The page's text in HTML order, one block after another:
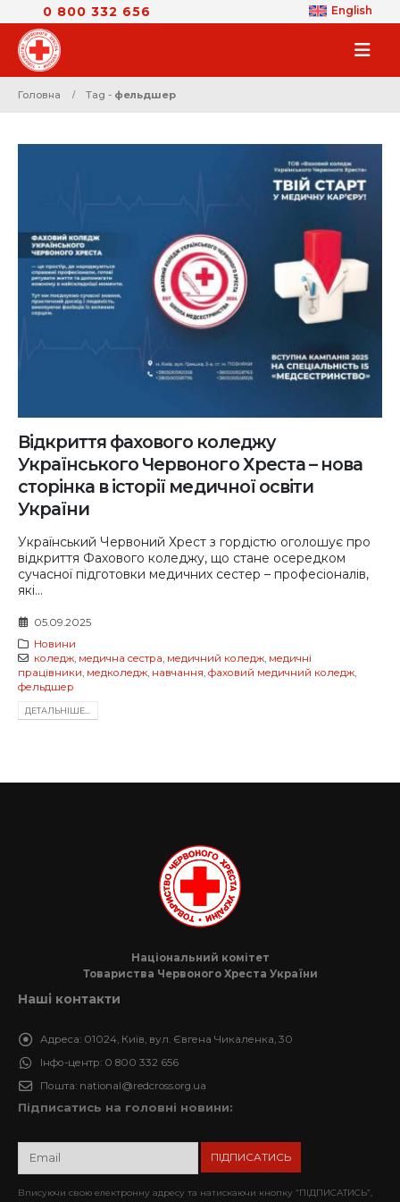
0 800 332 656 English
Головна Tag - фельдшер
Відкриття фахового коледжу
Українського Червоного Хреста – нова
сторінка в історії медичної освіти
України
Український Червоний Хрест з гордістю оголошує про
відкриття Фахового коледжу, що стане осередком
сучасної підготовки медичних сестер – професіоналів,
які...
05.09.2025
Новини
коледж, медична сестра медичний коледж, медичні
працівники медколедж навчання фаховий медичний коледж
фельдшер
ДЕТАЛЬНIШЕ...
Національний комітет
Товариства Червоного Хреста України
Наші контакти
Адреса: 01024, Київ, вул. Євгена Чикаленка, 30
Інфо-центр: 0 800 332 656
Пошта: national@redcross.org.ua
Підписатись на головні новини:
Вписуючи свою електронну адресу та натискаючи кнопку “ПІДПИСАТИСЬ”,